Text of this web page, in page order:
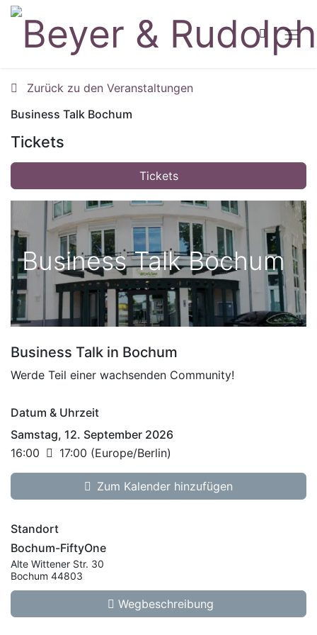
Zurück zu den Veranstaltungen
Business Talk Bochum
Tickets
Tickets
Business Talk Bochum
Business Talk in Bochum
Werde Teil einer wachsenden Community!
Datum & Uhrzeit
Samstag, 12. September 2026
16:00
17:00 (Europe/Berlin)
Zum Kalender hinzufügen
Standort
Bochum-FiftyOne
Alte Wittener Str. 30
Bochum 44803
Wegbeschreibung